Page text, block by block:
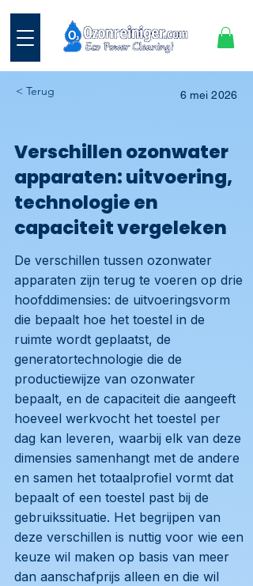
< Terug 6 mei 2026
Verschillen ozonwater
apparaten: uitvoering,
technologie en
capaciteit vergeleken
De verschillen tussen ozonwater
apparaten zijn terug te voeren op drie
hoofddimensies: de uitvoeringsvorm
die bepaalt hoe het toestel in de
ruimte wordt geplaatst, de
generatortechnologie die de
productiewijze van ozonwater
bepaalt, en de capaciteit die aangeeft
hoeveel werkvocht het toestel per
dag kan leveren, waarbij elk van deze
dimensies samenhangt met de andere
en samen het totaalprofiel vormt dat
bepaalt of een toestel past bij de
gebruikssituatie. Het begrijpen van
deze verschillen is nuttig voor wie een
keuze wil maken op basis van meer
dan aanschafprijs alleen en die wil